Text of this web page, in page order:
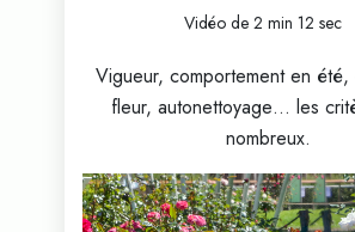
Vidéo de 2 min 12 sec
Vigueur, comportement en
fleur, autonettoyage… les
nombreux.